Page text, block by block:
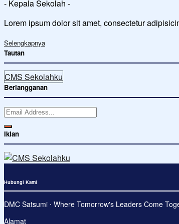
- Kepala Sekolah -
Lorem ipsum dolor sit amet, consectetur
Selengkapnya
Tautan
CMS Sekolahku
Berlangganan
Iklan
Hubungi Kami
DMC Satsumi ⋅ Where Tomorrow's Leaders Come
Alamat